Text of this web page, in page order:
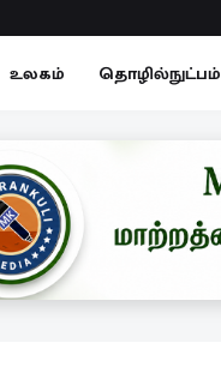
உலகம் தொழில்நுட்பம்